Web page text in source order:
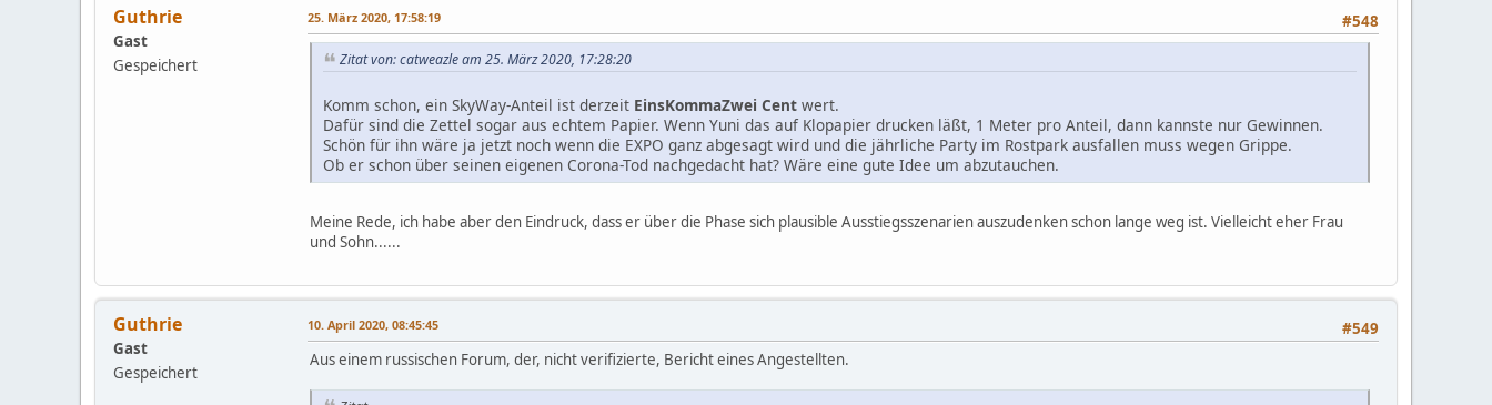
Guthrie
Gast
Gespeichert
#548
25. März 2020, 17:58:19
Zitat von: catweazle am 25. März 2020, 17:28:20
Komm schon, ein SkyWay-Anteil ist derzeit EinsKommaZwei Cent wert.
Dafür sind die Zettel sogar aus echtem Papier. Wenn Yuni das auf Klopapier drucken läßt, 1 Meter pro Anteil, dann kannste nur Gewinnen.
Schön für ihn wäre ja jetzt noch wenn die EXPO ganz abgesagt wird und die jährliche Party im Rostpark ausfallen muss wegen Grippe.
Ob er schon über seinen eigenen Corona-Tod nachgedacht hat? Wäre eine gute Idee um abzutauchen.
Meine Rede, ich habe aber den Eindruck, dass er über die Phase sich plausible Ausstiegsszenarien auszudenken schon lange weg ist. Vielleicht eher Frau
und Sohn......
Guthrie
Gast
Gespeichert
#549
10. April 2020, 08:45:45
Aus einem russischen Forum, der, nicht verifizierte, Bericht eines Angestellten.